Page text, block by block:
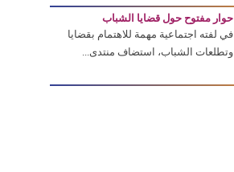
حوار مفتوح حول قضايا الشباب
في لفته اجتماعية مهمة للاهتمام بقضايا
وتطلعات الشباب، استضاف منتدى...